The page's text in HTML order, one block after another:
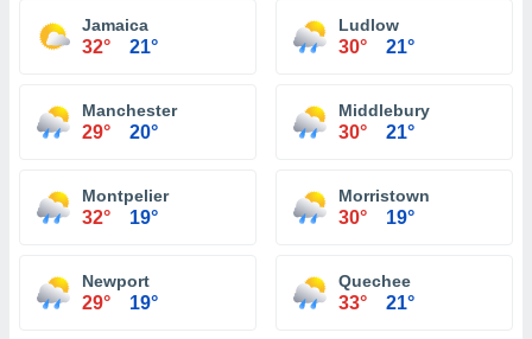
Jamaica
32° 21°
Ludlow
30° 21°
Manchester
29° 20°
Middlebury
30° 21°
Montpelier
32° 19°
Morristown
30° 19°
Newport
29° 19°
Quechee
33° 21°